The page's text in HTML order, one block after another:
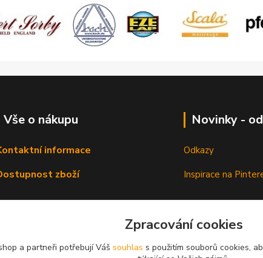
Vše o nákupu
informace
zboží
Novinky -
Odkazy
Inspirace na
Zpracování cookies
a partneři potřebují Váš souhlas s použitím souborů cookies,